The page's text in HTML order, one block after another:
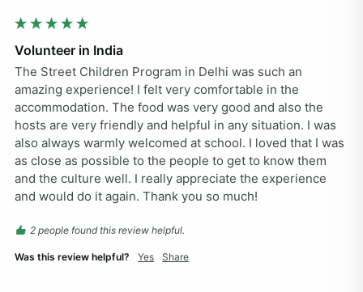
Volunteer in India
The Street Children Program in Delhi was such an
amazing experience! I felt very comfortable in the
accommodation. The food was very good and also the
hosts are very friendly and helpful in any situation. I was
also always warmly welcomed at school. I loved that I was
as close as possible to the people to get to know them
and the culture well. I really appreciate the experience
and would do it again. Thank you so much!
2 people found this review helpful.
Was this review helpful? Yes Share